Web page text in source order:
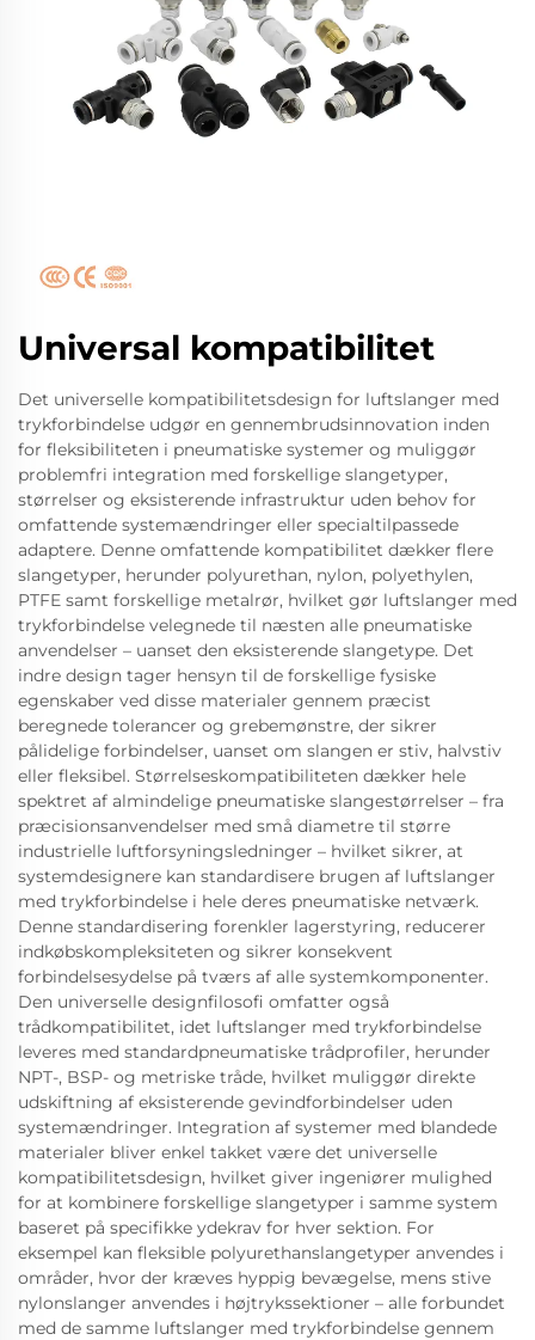
Universal kompatibilitet
Det universelle kompatibilitetsdesign for luftslanger med
trykforbindelse udgør en gennembrudsinnovation inden
for fleksibiliteten i pneumatiske systemer og muliggør
problemfri integration med forskellige slangetyper,
størrelser og eksisterende infrastruktur uden behov for
omfattende systemændringer eller specialtilpassede
adaptere. Denne omfattende kompatibilitet dækker flere
slangetyper, herunder polyurethan, nylon, polyethylen,
PTFE samt forskellige metalrør, hvilket gør luftslanger med
trykforbindelse velegnede til næsten alle pneumatiske
anvendelser – uanset den eksisterende slangetype. Det
indre design tager hensyn til de forskellige fysiske
egenskaber ved disse materialer gennem præcist
beregnede tolerancer og grebemønstre, der sikrer
pålidelige forbindelser, uanset om slangen er stiv, halvstiv
eller fleksibel. Størrelseskompatibiliteten dækker hele
spektret af almindelige pneumatiske slangestørrelser – fra
præcisionsanvendelser med små diametre til større
industrielle luftforsyningsledninger – hvilket sikrer, at
systemdesignere kan standardisere brugen af luftslanger
med trykforbindelse i hele deres pneumatiske netværk.
Denne standardisering forenkler lagerstyring, reducerer
indkøbskompleksiteten og sikrer konsekvent
forbindelsesydelse på tværs af alle systemkomponenter.
Den universelle designfilosofi omfatter også
trådkompatibilitet, idet luftslanger med trykforbindelse
leveres med standardpneumatiske trådprofiler, herunder
NPT-, BSP- og metriske tråde, hvilket muliggør direkte
udskiftning af eksisterende gevindforbindelser uden
systemændringer. Integration af systemer med blandede
materialer bliver enkel takket være det universelle
kompatibilitetsdesign, hvilket giver ingeniører mulighed
for at kombinere forskellige slangetyper i samme system
baseret på specifikke ydekrav for hver sektion. For
eksempel kan fleksible polyurethanslangetyper anvendes i
områder, hvor der kræves hyppig bevægelse, mens stive
nylonslanger anvendes i højtrykssektioner – alle forbundet
med de samme luftslanger med trykforbindelse gennem